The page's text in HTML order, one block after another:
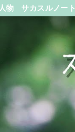
物 サカスルノート